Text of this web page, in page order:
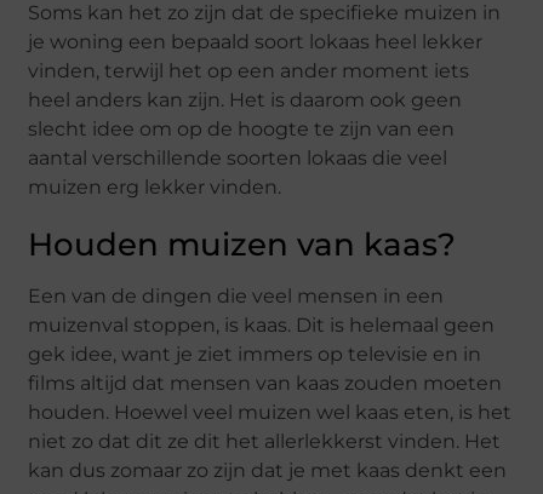
Soms kan het zo zijn dat de specifieke muizen in
je woning een bepaald soort lokaas heel lekker
vinden, terwijl het op een ander moment iets
heel anders kan zijn. Het is daarom ook geen
slecht idee om op de hoogte te zijn van een
aantal verschillende soorten lokaas die veel
muizen erg lekker vinden.
Houden muizen van kaas?
Een van de dingen die veel mensen in een
muizenval stoppen, is kaas. Dit is helemaal geen
gek idee, want je ziet immers op televisie en in
films altijd dat mensen van kaas zouden moeten
houden. Hoewel veel muizen wel kaas eten, is het
niet zo dat dit ze dit het allerlekkerst vinden. Het
kan dus zomaar zo zijn dat je met kaas denkt een